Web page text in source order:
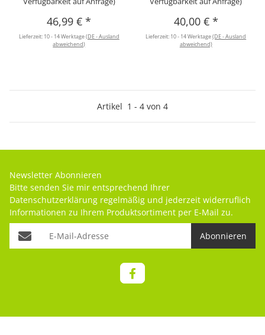
46,99 €*
Lieferzeit: 10 - 14 Werktage(DE - Ausland
abweichend)
40,00 € *
Lieferzeit: 10 - 14 Werktage(DE - Ausland
abweichend)
Artikel 1 - 4 von 4
Newsletter Abonnieren
Bitte senden Sie mir entsprechend Ihrer
Datenschutzerklärung regelmäßig und jederzeit widerruflich
Informationen zu Ihrem Produktsortiment per E-Mail zu.
Abonnieren